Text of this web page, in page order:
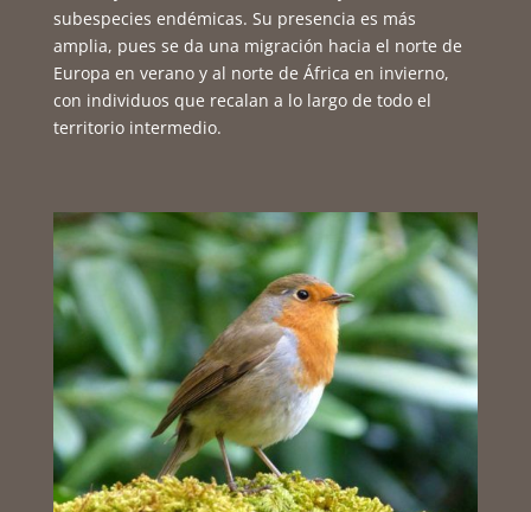
subespecies endémicas. Su presencia es más
amplia, pues se da una migración hacia el norte de
Europa en verano y al norte de África en invierno,
con individuos que recalan a lo largo de todo el
territorio intermedio.